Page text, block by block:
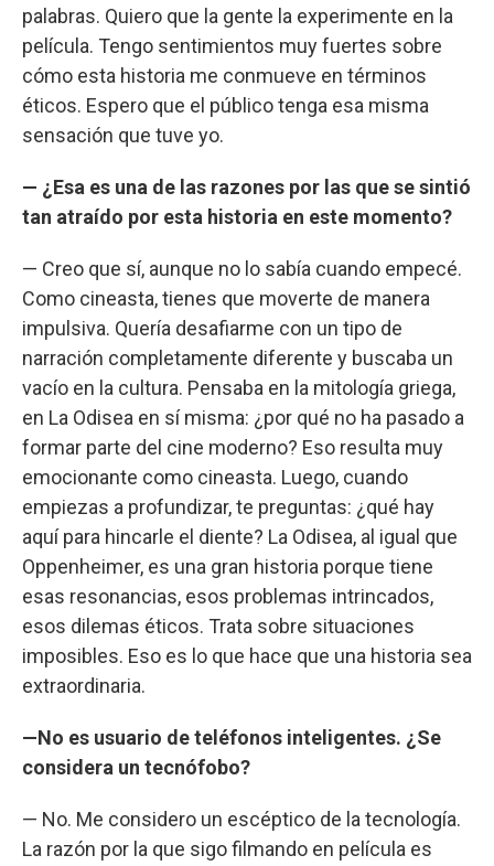
palabras. Quiero que la gente la experimente en la
película. Tengo sentimientos muy fuertes sobre
cómo esta historia me conmueve en términos
éticos. Espero que el público tenga esa misma
sensación que tuve yo.
— ¿Esa es una de las razones por las que se sintió
tan atraído por esta historia en este momento?
— Creo que sí, aunque no lo sabía cuando empecé.
Como cineasta, tienes que moverte de manera
impulsiva. Quería desafiarme con un tipo de
narración completamente diferente y buscaba un
vacío en la cultura. Pensaba en la mitología griega,
en La Odisea en sí misma: ¿por qué no ha pasado a
formar parte del cine moderno? Eso resulta muy
emocionante como cineasta. Luego, cuando
empiezas a profundizar, te preguntas: ¿qué hay
aquí para hincarle el diente? La Odisea, al igual que
Oppenheimer, es una gran historia porque tiene
esas resonancias, esos problemas intrincados,
esos dilemas éticos. Trata sobre situaciones
imposibles. Eso es lo que hace que una historia sea
extraordinaria.
—No es usuario de teléfonos inteligentes. ¿Se
considera un tecnófobo?
— No. Me considero un escéptico de la tecnología.
La razón por la que sigo filmando en película es